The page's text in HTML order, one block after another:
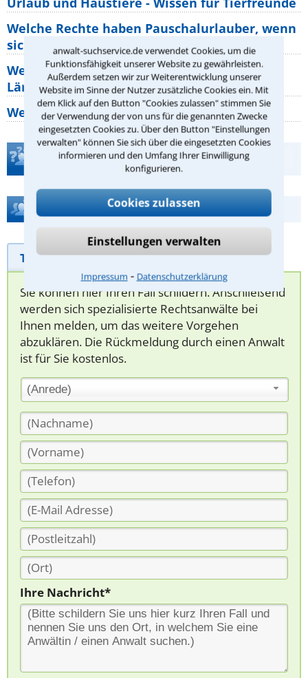
anwalt-suchservice.de verwendet Cookies, um die
Funktionsfähigkeit unserer Website zu gewährleisten.
Außerdem setzen wir zur Weiterentwicklung unserer
Website im Sinne der Nutzer zusätzliche Cookies ein. Mit
dem Klick auf den Button "Cookies zulassen" stimmen Sie
der Verwendung der von uns für die genannten Zwecke
eingesetzten Cookies zu. Über den Button "Einstellungen
verwalten" können Sie sich über die eingesetzten Cookies
informieren und den Umfang Ihrer Einwilligung
konfigurieren.
Cookies zulassen
Einstellungen verwalten
Impressum ⁃ Datenschutzerklärung
Welche Rechte haben Pauschalurlauber, wenn
sich die Abflugzeiten Ihres
Welche Rechte habe ich, wenn die Nachbarn
Lärm machen?
Wer muss Zweitwohnungssteuer zahlen?
Teste Dein Rechtswissen
Hilfe bei Ihrer Anwaltsuche?
Telefonhilfe Beratungsanfrage
Sie können hier Ihren Fall schildern. Anschließend
werden sich spezialisierte Rechtsanwälte bei
Ihnen melden, um das weitere Vorgehen
abzuklären. Die Rückmeldung durch einen Anwalt
ist für Sie kostenlos.
(Anrede)
Ihre Nachricht*